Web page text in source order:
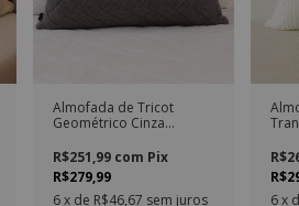
Almofada de Tricot
Geométrico Cinza
R$279,99
R$251,99 com Pix
6x de R$46,67 sem juros 6 x